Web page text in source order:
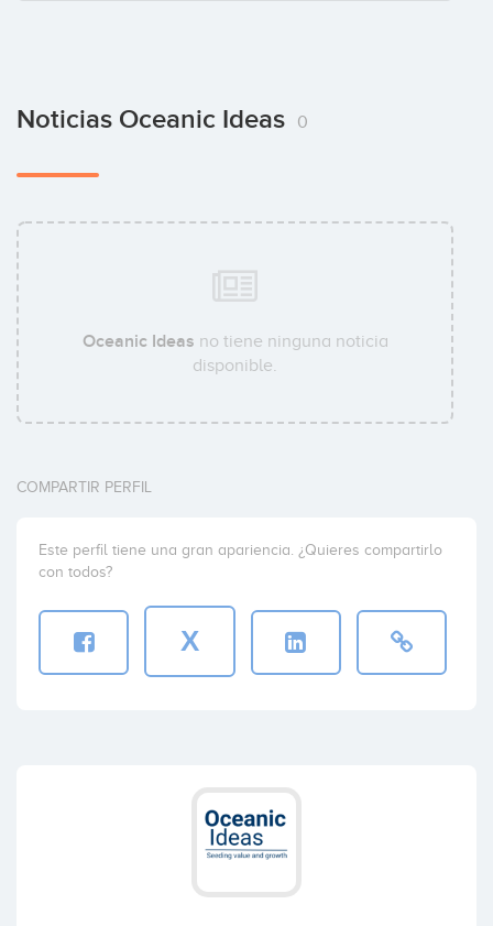
Noticias Oceanic Ideas 0
Oceanic Ideas no tiene ninguna noticia
disponible.
COMPARTIR PERFIL
Este perfil tiene una gran apariencia. ¿Quieres compartirlo
con todos?
X